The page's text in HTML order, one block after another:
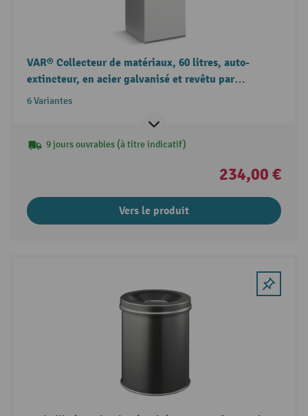
VAR® Collecteur de matériaux, 60 litres, auto-
extincteur, en acier galvanisé et revêtu par
poudrage, couvercle rectangulaire
6 Variantes
9 jours ouvrables (à titre indicatif)
234,00 €
Vers le produit